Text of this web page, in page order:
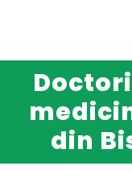
din